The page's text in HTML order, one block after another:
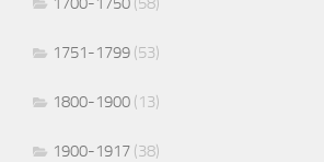
1751-1799 (53)
1800-1900 (13)
1900-1917 (38)